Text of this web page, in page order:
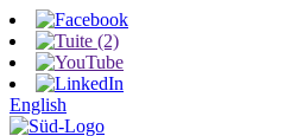
English